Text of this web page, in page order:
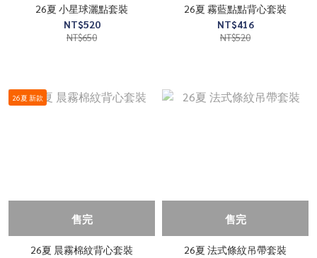
26夏 小星球灑點套裝
NT$520
NT$650
26夏 霧藍點點背心套裝
NT$416
NT$520
26夏 新款
售完
26夏 晨霧棉紋背心套裝
售完
26夏 法式條紋吊帶套裝